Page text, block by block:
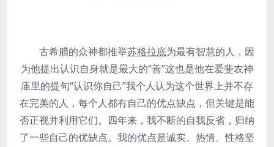
古希腊的众神都推举苏格拉底为最有智慧的人，因
为他提出认识自身就是最大的“善”这也是他在爱斐农神
庙里的提句“认识你自己”我个人认为这个世界上并不存
在完美的人，每个人都有自己的优点缺点，但关键是能
否正视并利用它们。四年来，我不断的自我反省，归纳
了一些自己的优缺点。我的优点是诚实、热情、性格坚